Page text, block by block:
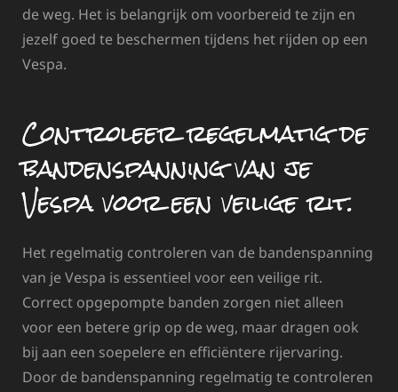
de weg. Het is belangrijk om voorbereid te zijn en
jezelf goed te beschermen tijdens het rijden op een
Vespa.
Controleer regelmatig de
bandenspanning van je
Vespa voor een veilige rit.
Het regelmatig controleren van de bandenspanning
van je Vespa is essentieel voor een veilige rit.
Correct opgepompte banden zorgen niet alleen
voor een betere grip op de weg, maar dragen ook
bij aan een soepelere en efficiëntere rijervaring.
Door de bandenspanning regelmatig te controleren